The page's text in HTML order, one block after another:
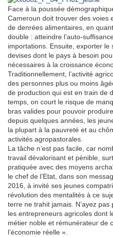
Face à la poussée
Cameroun doit trouver des voies
de denrées alimentaires, en
double : atteindre l’auto-
importations. Ensuite, exporter
devises dont le pays à besoin
nécessaires à la croissance
Traditionnellement, l’activité
des personnes plus ou moins
de production qui est en train de
temps, on court le risque de
bras valides pour pouvoir
depuis quelques années, les
la plupart à la pauvreté et au
activités agropastorales.
La tâche n’est pas facile, car
travail dévalorisant et pénible,
pratiquée avec des moyens
le chef de l’Etat, dans son
2016, à invité ses jeunes
révolution des mentalités à ce
terre ne trahit jamais. N’ayez
les entrepreneurs agricoles dont
métier noble et rémunérateur de
l’économie réelle ».